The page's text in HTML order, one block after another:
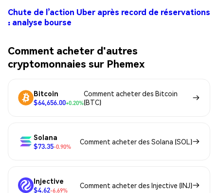
Chute de l’action Uber après record de réservations
: analyse bourse
Comment acheter d'autres
cryptomonnaies sur Phemex
Bitcoin
$64,656.00+0.20%
Comment acheter des Bitcoin
(BTC)
Solana
$73.35-0.90%
Comment acheter des Solana (SOL)
Injective
$4.62-6.69%
Comment acheter des Injective (INJ)